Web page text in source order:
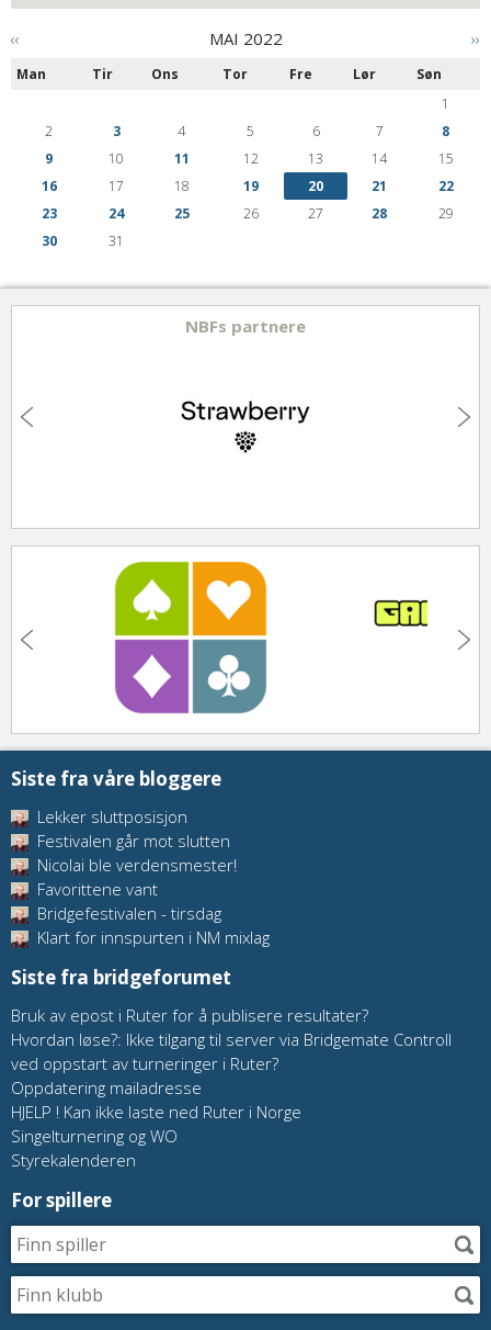
‹‹ ››
MAI 2022
Man Tir Ons Tor Fre Lør
Søn
1
2
3 4 5 6 7
8
9
10 11 12 13 14
15
16
17 18 19 20 21
22
23
24 25 26 27 28
29
30
31
NBFs partnere
Siste fra våre bloggere
Lekker sluttposisjon
Festivalen går mot slutten
Nicolai ble verdensmester!
Favorittene vant
Bridgefestivalen - tirsdag
Klart for innspurten i NM mixlag
Siste fra bridgeforumet
Bruk av epost i Ruter for å publisere resultater?
Hvordan løse?: Ikke tilgang til server via Bridgemate Controll
ved oppstart av turneringer i Ruter?
Oppdatering mailadresse
HJELP ! Kan ikke laste ned Ruter i Norge
Singelturnering og WO
Styrekalenderen
For spillere